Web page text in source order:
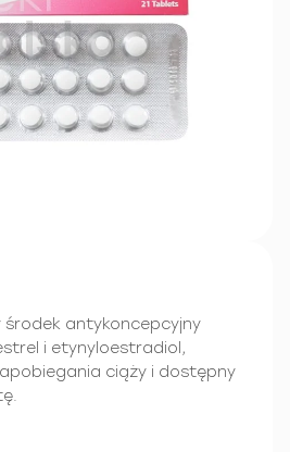
antykoncepcyjny
i etynyloestradiol,
ciąży i dostępny